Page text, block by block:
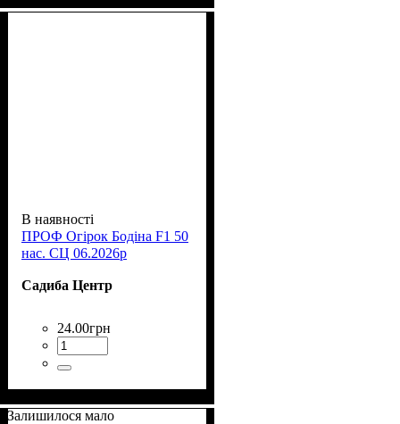
В наявності
ПРОФ Огірок Бодіна F1 50
нас. СЦ 06.2026р
Садиба Центр
24.00грн
Залишилося мало